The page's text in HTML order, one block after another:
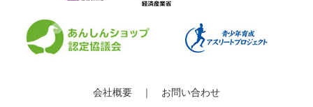
会社概要 ｜ お問い合わせ